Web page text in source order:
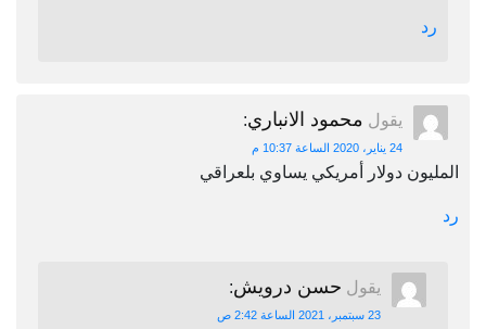
رد
يقول محمود الانباري:
24 يناير، 2020 الساعة 10:37 م
المليون دولار أمريكي يساوي بلعراقي
رد
يقول حسن درويش:
23 سبتمبر، 2021 الساعة 2:42 ص